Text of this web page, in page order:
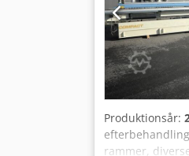
Produktionsår:
rammer,